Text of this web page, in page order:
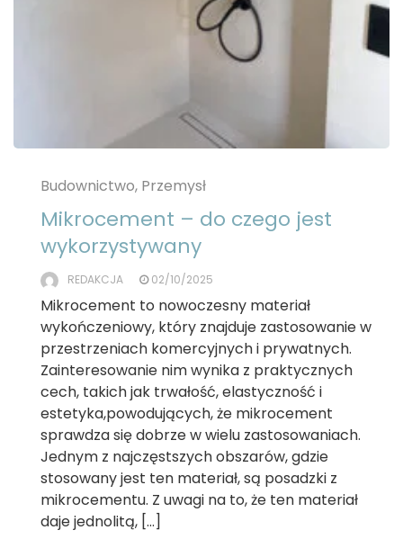
Budownictwo, Przemysł
Mikrocement – do czego jest
wykorzystywany
REDAKCJA 02/10/2025
Mikrocement to nowoczesny materiał
wykończeniowy, który znajduje zastosowanie w
przestrzeniach komercyjnych i prywatnych.
Zainteresowanie nim wynika z praktycznych
cech, takich jak trwałość, elastyczność i
estetyka,powodujących, że mikrocement
sprawdza się dobrze w wielu zastosowaniach.
Jednym z najczęstszych obszarów, gdzie
stosowany jest ten materiał, są posadzki z
mikrocementu. Z uwagi na to, że ten materiał
daje jednolitą, […]